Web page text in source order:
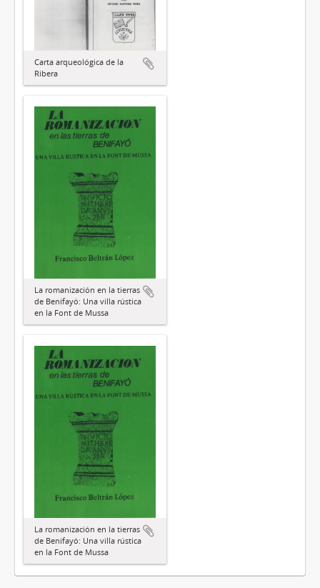
Carta arqueológica de la
Ribera
La romanización en la tierras
de Benifayó: Una villa rústica
en la Font de Mussa
La romanización en la tierras
de Benifayó: Una villa rústica
en la Font de Mussa